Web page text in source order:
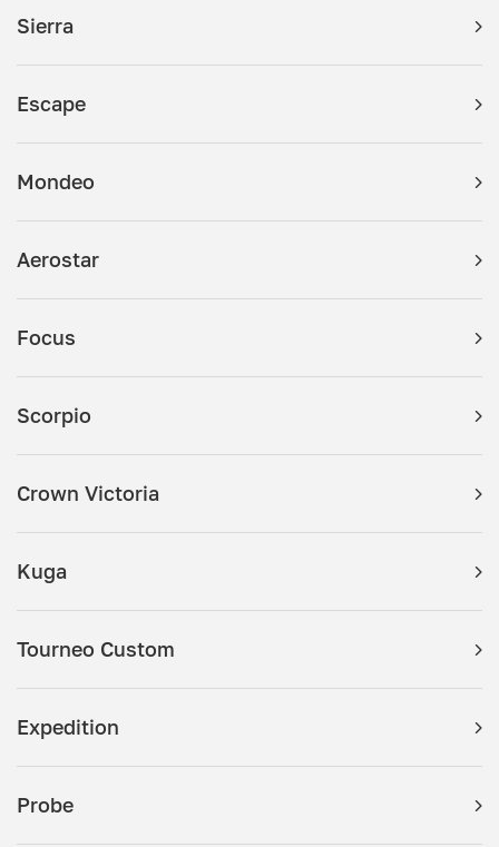
Sierra
Escape
Mondeo
Aerostar
Focus
Scorpio
Crown Victoria
Kuga
Tourneo Custom
Expedition
Probe